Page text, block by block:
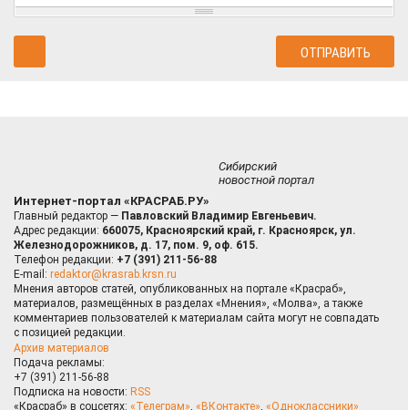
Сибирский
новостной портал
Интернет-портал «КРАСРАБ.РУ»
Главный редактор — Павловский Владимир Евгеньевич.
Адрес редакции: 660075, Красноярский край, г. Красноярск, ул.
Железнодорожников, д. 17, пом. 9, оф. 615.
Телефон редакции: +7 (391) 211-56-88
E-mail: redaktor@krasrab.krsn.ru
Мнения авторов статей, опубликованных на портале «Красраб»,
материалов, размещённых в разделах «Мнения», «Молва», а также
комментариев пользователей к материалам сайта могут не совпадать
с позицией редакции.
Архив материалов
Подача рекламы:
+7 (391) 211-56-88
Подписка на новости: RSS
«Красраб» в соцсетях: «Телеграм», «ВКонтакте», «Одноклассники»